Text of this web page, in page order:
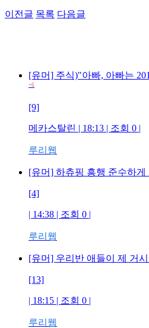
이전글 목록 다음글
[유머] 주식)"아빠, 아빠는
+6
[9]
메카스탈린 | 18:13 | 조회 0 |
루리웹
[유머] 하츄핑 흥행 준수하게
[4]
| 14:38 | 조회 0 |
루리웹
[유머] 우리반 애들이 제 거
[13]
| 18:15 | 조회 0 |
루리웹